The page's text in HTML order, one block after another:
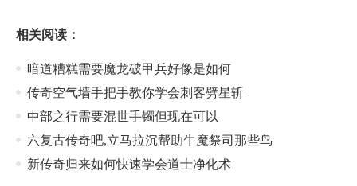
相关阅读：
暗道糟糕需要魔龙破甲兵好像是如何
传奇空气墙手把手教你学会刺客劈星斩
中部之行需要混世手镯但现在可以
六复古传奇吧,立马拉沉帮助牛魔祭司那些鸟
新传奇归来如何快速学会道士净化术